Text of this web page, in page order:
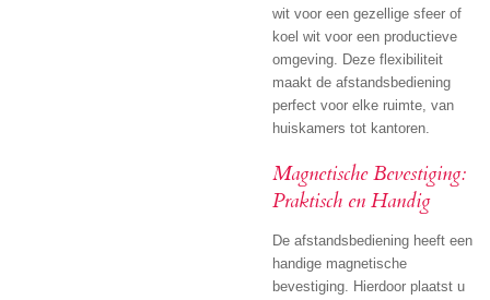
wit voor een gezellige sfeer of
koel wit voor een productieve
omgeving. Deze flexibiliteit
maakt de afstandsbediening
perfect voor elke ruimte, van
huiskamers tot kantoren.
Magnetische Bevestiging:
Praktisch en Handig
De afstandsbediening heeft een
handige magnetische
bevestiging. Hierdoor plaatst u